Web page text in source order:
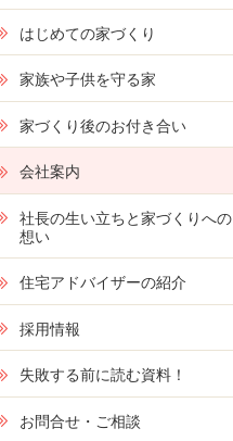
はじめての家づくり
家族や子供を守る家
家づくり後のお付き合い
会社案内
社長の生い立ちと家づくりへの
想い
住宅アドバイザーの紹介
採用情報
失敗する前に読む資料！
お問合せ・ご相談